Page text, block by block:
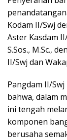
Kodam II/Swj
Aster Kasdam
S.Sos., M.Sc.,
II/Swj dan
Pangdam II/
bahwa, dalam
ini tengah
komponen
berusaha